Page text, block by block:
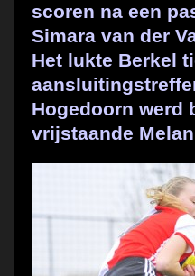
scoren na een
Simara van der
Het lukte Berkel
Hogedoorn werd
vrijstaande